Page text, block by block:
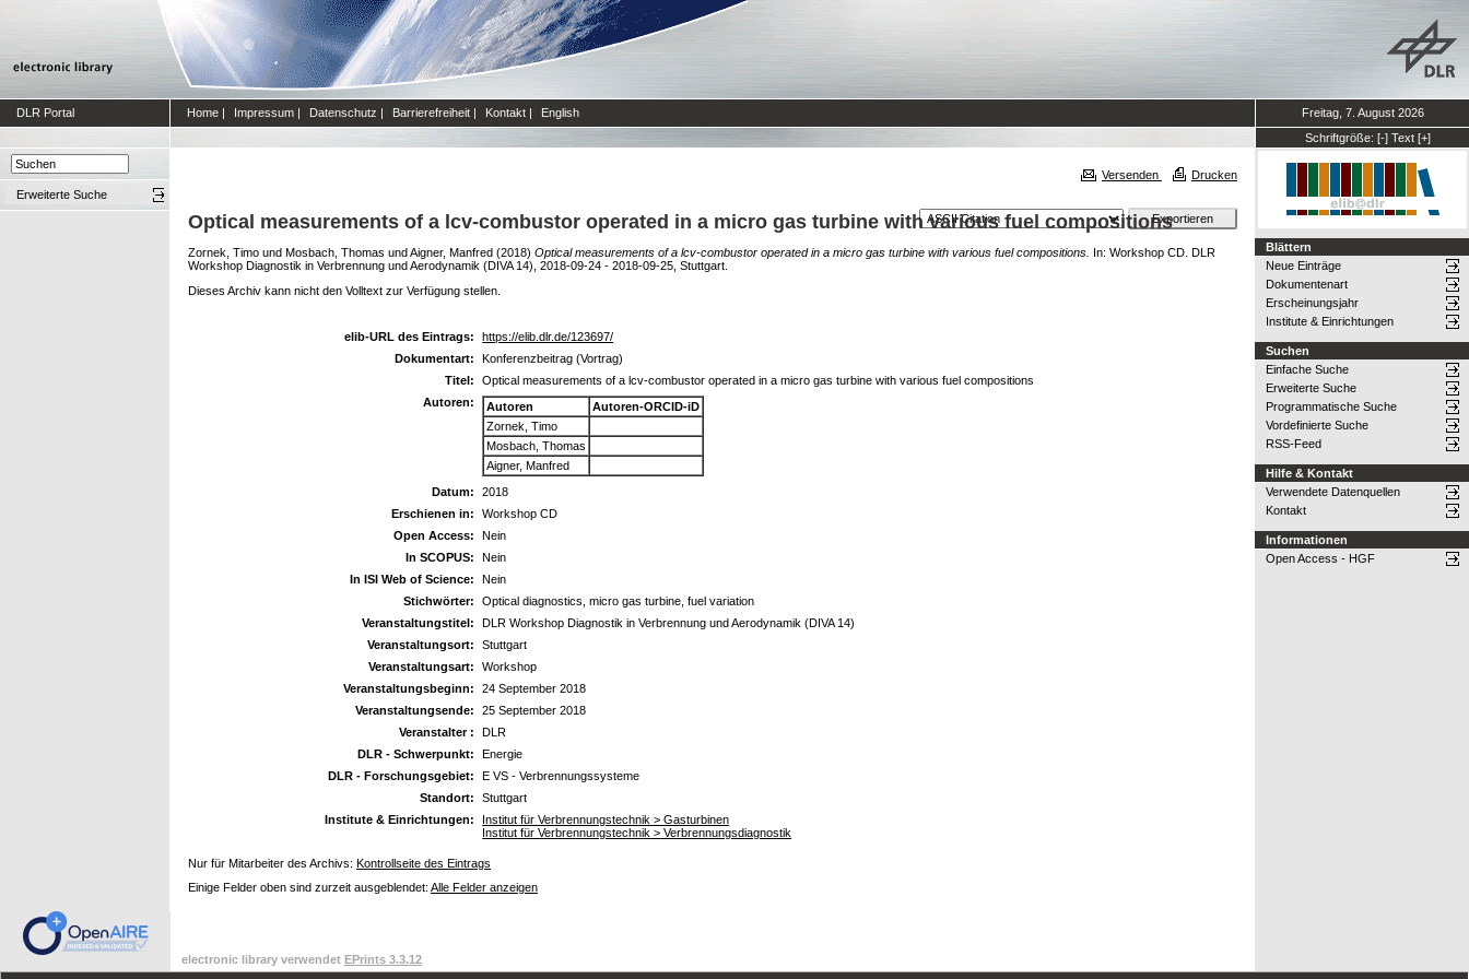
DLR Portal Home | Impressum | Datenschutz | Barrierefreiheit | Kontakt | English
Freitag, 7. August 2026
Schriftgröße: [-] Text [+]
Erweiterte Suche
Versenden Drucken
Optical measurements of a lcv-combustor operated in a micro gas turbine with various fuel compositions
Zornek, Timo und Mosbach, Thomas undAigner, Manfred (2018) Optical measurements of a lcv-combustor operated in a micro gas turbine with various fuel compositions. In: Workshop CD. DLR
Workshop Diagnostik in Verbrennung und Aerodynamik (DIVA 14), 2018-09-24 - 2018-09-25, Stuttgart.
Dieses Archiv kann nicht den Volltext zur Verfügung stellen.
elib-URL des Eintrags:
https://elib.dlr.de/123697/
Dokumentart:
Konferenzbeitrag (Vortrag)
Titel:
Optical measurements of a lcv-combustor operated in a micro gas turbine with various fuel compositions
Autoren:
Autoren
Autoren-ORCID-iD
Zornek, Timo
Mosbach, Thomas
Aigner, Manfred
Datum:
2018
Erschienen in:
Workshop CD
Open Access:
Nein
In SCOPUS:
Nein
In ISI Web of Science:
Nein
Stichwörter:
Optical diagnostics, micro gas turbine, fuel variation
Veranstaltungstitel:
DLR Workshop Diagnostik in Verbrennung und Aerodynamik (DIVA 14)
Veranstaltungsort:
Stuttgart
Veranstaltungsart:
Workshop
Veranstaltungsbeginn:
24 September 2018
Veranstaltungsende:
25 September 2018
Veranstalter :
DLR
DLR - Schwerpunkt:
Energie
DLR - Forschungsgebiet:
E VS - Verbrennungssysteme
Standort:
Stuttgart
Institute & Einrichtungen:
Institut für Verbrennungstechnik > Gasturbinen
Institut für Verbrennungstechnik > Verbrennungsdiagnostik
Nur für Mitarbeiter des Archivs: Kontrollseite des Eintrags
Einige Felder oben sind zurzeit ausgeblendet: Alle Felder anzeigen
Blättern
Neue Einträge
Dokumentenart
Erscheinungsjahr
Institute & Einrichtungen
Suchen
Einfache Suche
Erweiterte Suche
Programmatische Suche
Vordefinierte Suche
RSS-Feed
Hilfe & Kontakt
Verwendete Datenquellen
Kontakt
Informationen
Open Access - HGF
electronic library verwendet EPrints 3.3.12